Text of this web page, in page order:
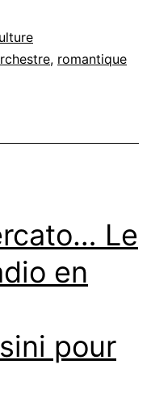
, romantique
Le
en
pour